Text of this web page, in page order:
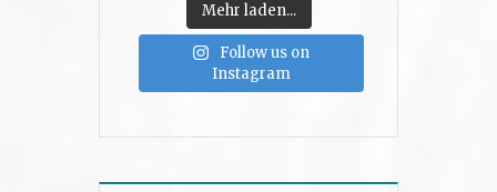
Mehr laden...
Follow us on
Instagram